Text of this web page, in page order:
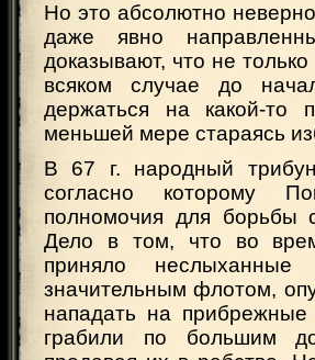
Но это абсолютно
даже явно
доказывают, что не
всяком случае до
держаться на какой-то
меньшей мере стараясь
В 67 г. народный
согласно которому
полномочия для борьбы
Дело в том, что во
приняло
значительным флотом,
нападать на
грабили по большим